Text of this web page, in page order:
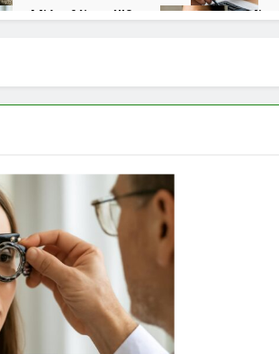
Miért fáj a váll? Mire
Milyen fűtést érdemes választani?